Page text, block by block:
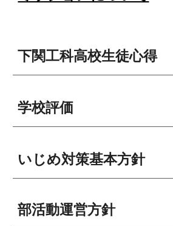
下関工科高校生徒心得
学校評価
いじめ対策基本方針
部活動運営方針